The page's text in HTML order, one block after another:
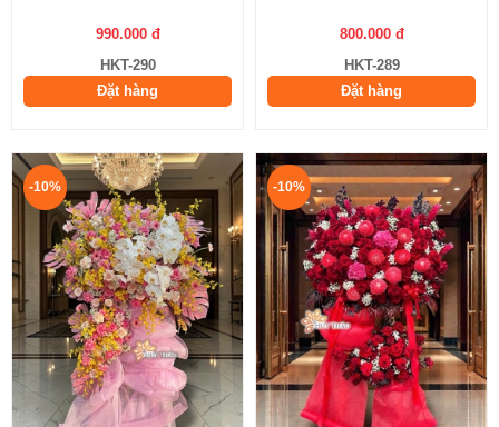
990.000 đ
HKT-290
Đặt hàng
800.000 đ
HKT-289
Đặt hàng
-10% -10%